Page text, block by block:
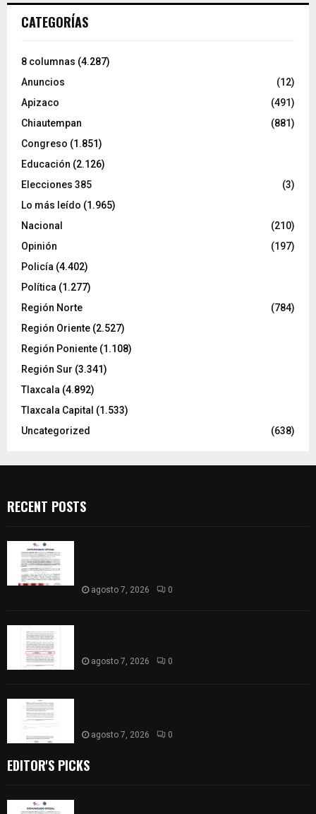
CATEGORÍAS
8 columnas (4.287)
Anuncios
(12)
Apizaco
(491)
Chiautempan
(881)
Congreso (1.851)
Educación (2.126)
Elecciones 385
(3)
Lo más leído (1.965)
Nacional
(210)
Opinión
(197)
Policía (4.402)
Política (1.277)
Región Norte
(784)
Región Oriente (2.527)
Región Poniente (1.108)
Región Sur (3.341)
Tlaxcala (4.892)
Tlaxcala Capital (1.533)
Uncategorized
(638)
RECENT POSTS
agosto 7, 2026 0
agosto 7, 2026 0
agosto 7, 2026 0
EDITOR'S PICKS